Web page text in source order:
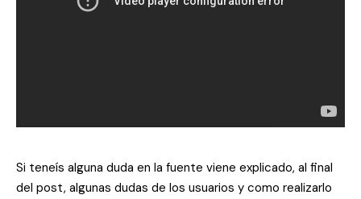
Si teneís alguna duda en la fuente viene explicado, al final
del post, algunas dudas de los usuarios y como realizarlo